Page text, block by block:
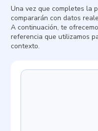
Una vez que completes la
compararán con datos
A continuación, te
referencia que utilizamos
contexto.